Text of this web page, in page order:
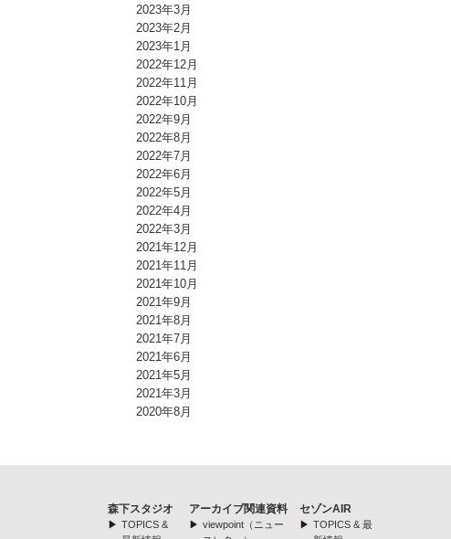
2023年3月
2023年2月
2023年1月
2022年12月
2022年11月
2022年10月
2022年9月
2022年8月
2022年7月
2022年6月
2022年5月
2022年4月
2022年3月
2021年12月
2021年11月
2021年10月
2021年9月
2021年8月
2021年7月
2021年6月
2021年5月
2021年3月
2020年8月
森下スタジオ
TOPICS &
アーカイブ関連資料
viewpoint（ニュー
セゾンAIR
TOPICS & 最